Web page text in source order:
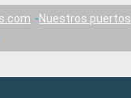
Nuestros puertos